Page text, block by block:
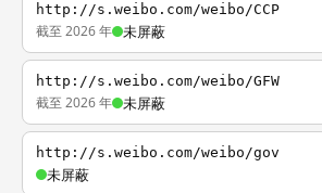
http://s.weibo.com/weibo/CCP
截至 2026 年 未屏蔽
http://s.weibo.com/weibo/GFW
截至 2026 年 未屏蔽
http://s.weibo.com/weibo/gov
未屏蔽